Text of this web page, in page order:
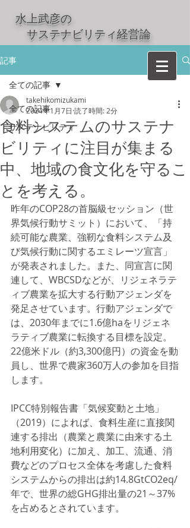
水上武彦の
​ サステナビリティ経営論
記事
全ての記事
サステナビリティ
全ての記事
食料システムのサステナ
ビリティに注目が集まる
中、地域の食文化を守るこ
とを考える。
takehikomizukami
2024年1月7日 読了時間: 2分
昨年のCOP28の首脳級セッション（世
界気候行動サミット）において、「持
続可能な農業、強靭な食料システム及
び気候行動に関するエミレーツ宣言」
が発表されました。また、同宣言に関
連して、WBCSDなどが、リジェネラテ
ィブ農業を拡大する行動アジェンダを
発足させています。行動アジェンダで
は、2030年までに1.6億haをリジェネ
ラティブ農業に転換する目標を設定。
22億米ドル（約3,300億円）の資金を動
員し、世界で農家360万人の参加を目指
します。
IPCC特別報告書「気候変動と土地」
（2019）によれば、食料生産に直接関
連する排出（農業と農業に由来する土
地利用変化）に加え、加工、流通、消
費などのプロセス全体を考慮した食料
システムからの排出は約14.8GtCO2eq/
年で、世界の総GHG排出量の21～37%
を占めるとされています。